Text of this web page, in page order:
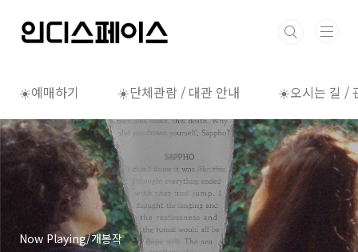
☀️예매하기 ☀️단체관람 / 대관 안내 ☀️오시는 길 /
Now Playing/개봉작